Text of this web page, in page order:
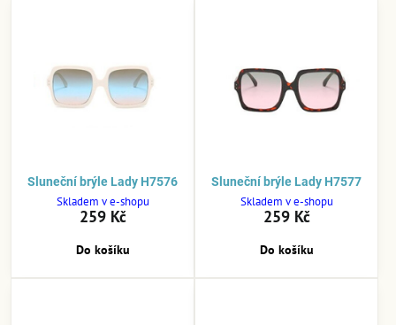
Sluneční brýle Lady H7576
Skladem v e-shopu
259 Kč
Do košíku
Sluneční brýle Lady H7577
Skladem v e-shopu
259 Kč
Do košíku